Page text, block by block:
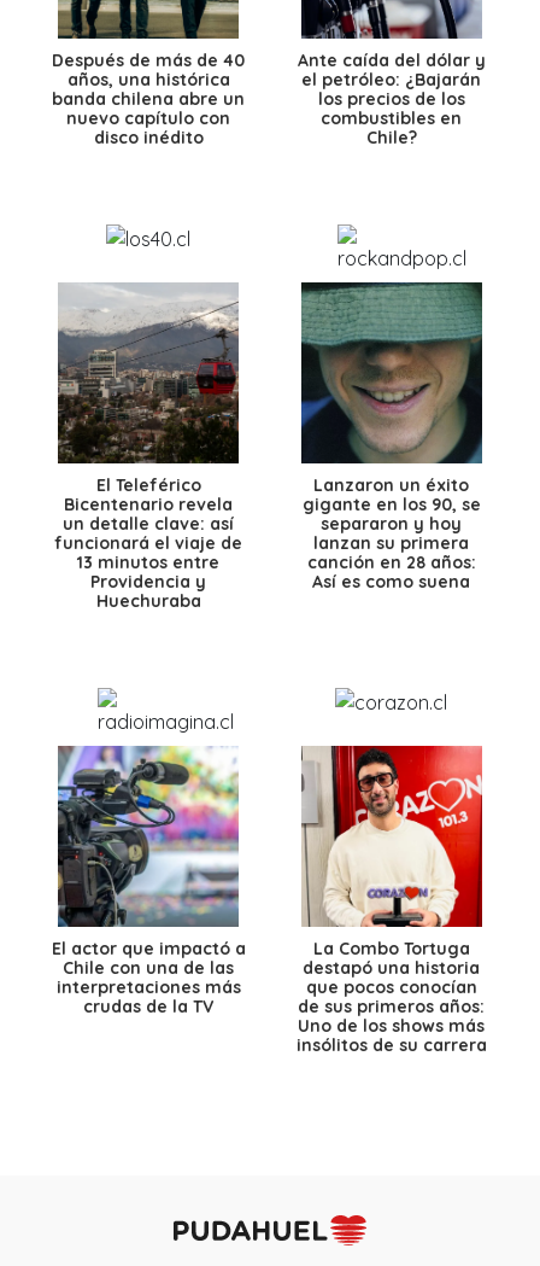
Después de más de 40
años, una histórica
banda chilena abre un
nuevo capítulo con
disco inédito
Ante caída del dólar y
el petróleo: ¿Bajarán
los precios de los
combustibles en
Chile?
El Teleférico
Bicentenario revela
un detalle clave: así
funcionará el viaje de
13 minutos entre
Providencia y
Huechuraba
Lanzaron un éxito
gigante en los 90, se
separaron y hoy
lanzan su primera
canción en 28 años:
Así es como suena
El actor que impactó a
Chile con una de las
interpretaciones más
crudas de la TV
La Combo Tortuga
destapó una historia
que pocos conocían
de sus primeros años:
Uno de los shows más
insólitos de su carrera